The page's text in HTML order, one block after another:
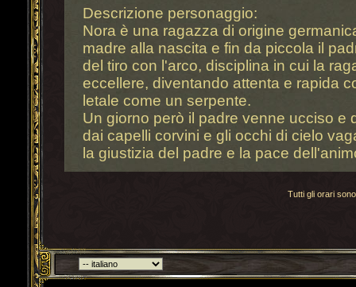
Descrizione personaggio:
Nora è una ragazza di origine
madre alla nascita e fin da piccola il
del tiro con l'arco, disciplina in cui la
eccellere, diventando attenta e rapida
letale come un serpente.
Un giorno però il padre venne ucciso e
dai capelli corvini e gli occhi di cielo
la giustizia del padre e la pace
Tutti gli orari
Torna indietro